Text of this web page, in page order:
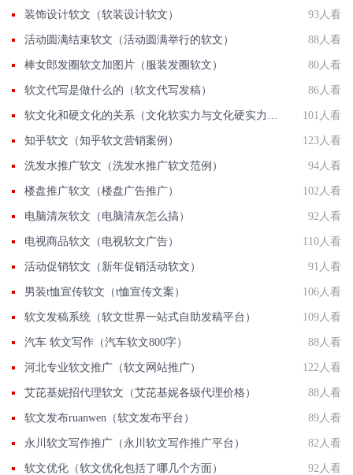
装饰设计软文（软装设计软文） 93人看
活动圆满结束软文（活动圆满举行的软文） 88人看
棒女郎发圈软文加图片（服装发圈软文） 80人看
软文代写是做什么的（软文代写发稿） 86人看
101人看
知乎软文（知乎软文营销案例） 123人看
洗发水推广软文（洗发水推广软文范例） 94人看
楼盘推广软文（楼盘广告推广） 102人看
电脑清灰软文（电脑清灰怎么搞） 92人看
电视商品软文（电视软文广告） 110人看
活动促销软文（新年促销活动软文） 91人看
男装t恤宣传软文（t恤宣传文案） 106人看
软文发稿系统（软文世界一站式自助发稿平台） 109人看
汽车 软文写作（汽车软文800字） 88人看
河北专业软文推广（软文网站推广） 122人看
艾芘基妮招代理软文（艾芘基妮各级代理价格） 88人看
软文发布ruanwen（软文发布平台） 89人看
永川软文写作推广（永川软文写作推广平台） 82人看
软文优化（软文优化包括了哪几个方面） 92人看